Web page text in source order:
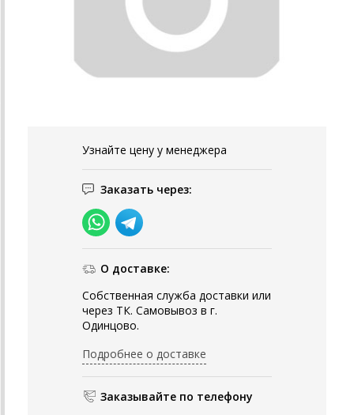
Узнайте цену у менеджера
Заказать через:
О доставке:
Собственная служба доставки или
через ТК. Самовывоз в г.
Одинцово.
Подробнее о доставке
Заказывайте по телефону